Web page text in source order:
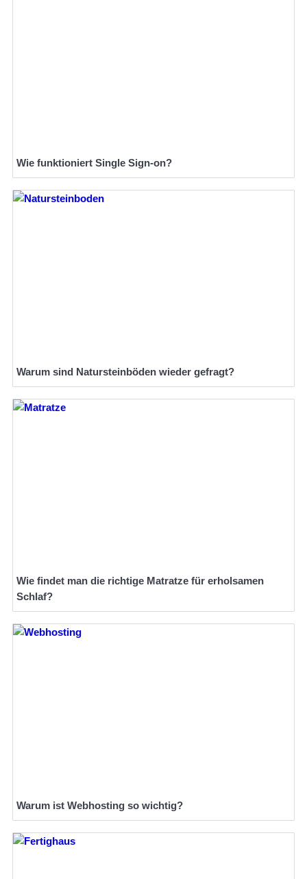
Wie funktioniert Single Sign-on?
Warum sind Natursteinböden wieder gefragt?
Wie findet man die richtige Matratze für erholsamen
Schlaf?
Warum ist Webhosting so wichtig?